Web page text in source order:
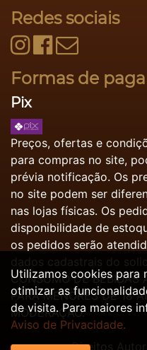
Redes sociais
Formas de
Pix
Preços, ofertas e
para compras no site,
prévia notificação. Os
no site podem ser
nas lojas físicas. Os
disponibilidade de
os pedidos serão
dados cadastrais do
CONSUMO DE BEBIDAS
PARA MENORES DE 18
MODERAÇÃO.
Direitos
Utilizamos cookies para
otimizar as
de visita. Para maiores
Aviso de Privacidade.